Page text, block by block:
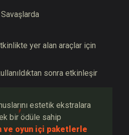
yer alan araçlar için
sonra etkinleşir
estetik ekstralara
bir ödüle sahip
ve oyun içi paketlerle